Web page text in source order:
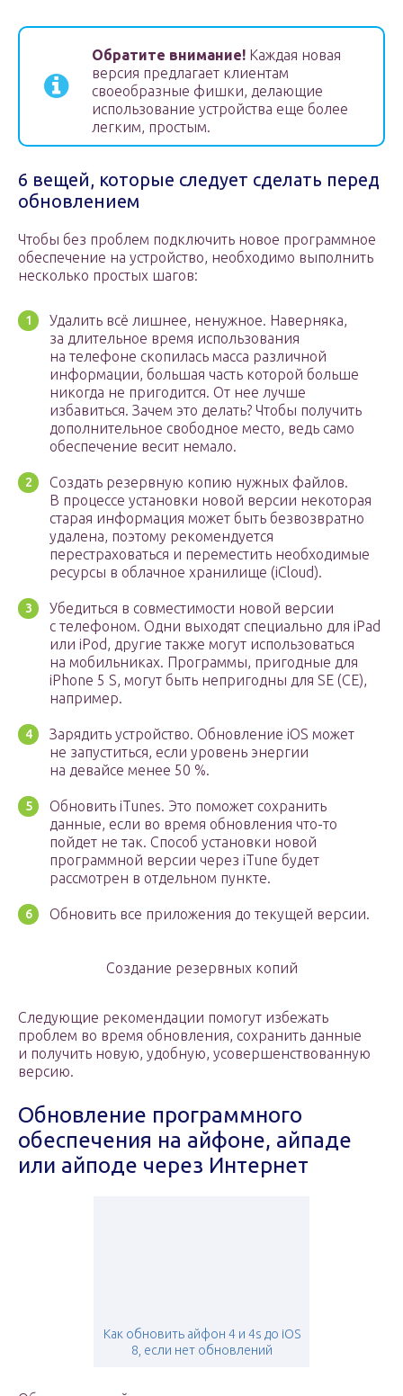
Обратите внимание! Каждая новая
версия предлагает клиентам
своеобразные фишки, делающие
использование устройства еще более
легким, простым.
6 вещей, которые следует сделать перед
обновлением
Чтобы без проблем подключить новое программное
обеспечение на устройство, необходимо выполнить
несколько простых шагов:
Удалить всё лишнее, ненужное. Наверняка,
за длительное время использования
на телефоне скопилась масса различной
информации, большая часть которой больше
никогда не пригодится. От нее лучше
избавиться. Зачем это делать? Чтобы получить
дополнительное свободное место, ведь само
обеспечение весит немало.
Создать резервную копию нужных файлов.
В процессе установки новой версии некоторая
старая информация может быть безвозвратно
удалена, поэтому рекомендуется
перестраховаться и переместить необходимые
ресурсы в облачное хранилище (iCloud).
Убедиться в совместимости новой версии
с телефоном. Одни выходят специально для iPad
или iPod, другие также могут использоваться
на мобильниках. Программы, пригодные для
iPhone 5 S, могут быть непригодны для SE (CE),
например.
Зарядить устройство. Обновление iOS может
не запуститься, если уровень энергии
на девайсе менее 50 %.
Обновить iTunes. Это поможет сохранить
данные, если во время обновления что-то
пойдет не так. Способ установки новой
программной версии через iTune будет
рассмотрен в отдельном пункте.
Обновить все приложения до текущей версии.
Создание резервных копий
Следующие рекомендации помогут избежать
проблем во время обновления, сохранить данные
и получить новую, удобную, усовершенствованную
версию.
Обновление программного
обеспечения на айфоне, айпаде
или айподе через Интернет
Как обновить айфон 4 и 4s до iOS
8, если нет обновлений